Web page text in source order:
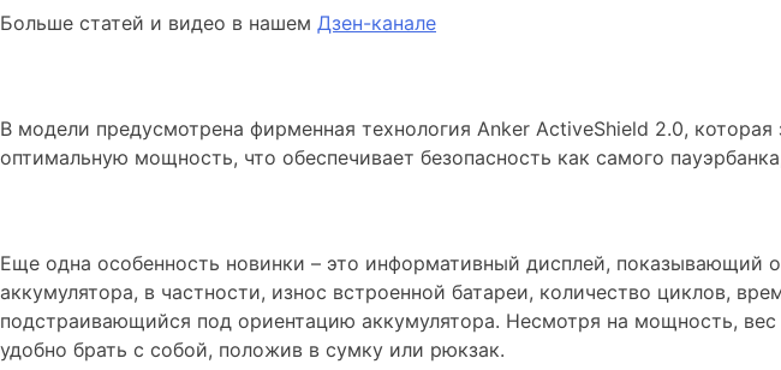
Больше статей и видео в нашем Дзен-канале
В модели предусмотрена фирменная технология Anker ActiveShield 2.0,
оптимальную мощность, что обеспечивает безопасность как самого
Еще одна особенность новинки – это информативный дисплей, показывающий
аккумулятора, в частности, износ встроенной батареи, количество циклов,
подстраивающийся под ориентацию аккумулятора. Несмотря на мощность,
удобно брать с собой, положив в сумку или рюкзак.